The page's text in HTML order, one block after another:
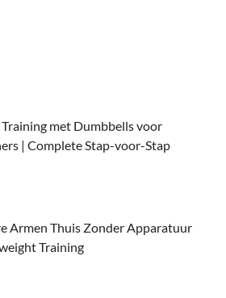
Training met Dumbbells voor
| Complete Stap-voor-Stap
Armen Thuis Zonder Apparatuur
Training